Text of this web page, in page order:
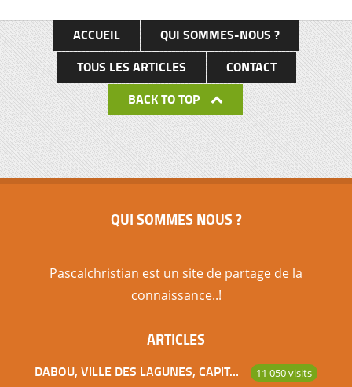
ACCUEIL
QUI SOMMES-NOUS ?
TOUS LES ARTICLES
CONTACT
BACK TO TOP
QUI SOMMES NOUS ?
Pascalchristian est un site de partage de la
connaissance..!
ARTICLES
DABOU, VILLE DES LAGUNES, CAPITALE DES ADJOUKROU 11 050 visits